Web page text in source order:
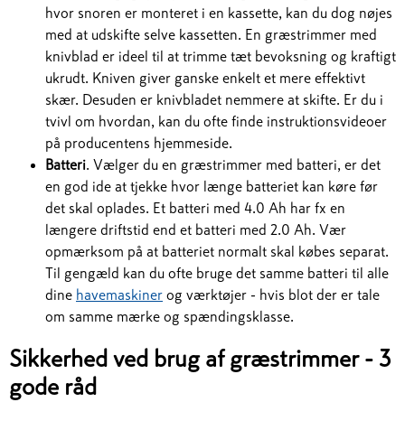
hvor snoren er monteret i en kassette, kan du dog nøjes
med at udskifte selve kassetten. En græstrimmer med
knivblad er ideel til at trimme tæt bevoksning og kraftigt
ukrudt. Kniven giver ganske enkelt et mere effektivt
skær. Desuden er knivbladet nemmere at skifte. Er du i
tvivl om hvordan, kan du ofte finde instruktionsvideoer
på producentens hjemmeside.
Batteri . Vælger du en græstrimmer med batteri, er det
en god ide at tjekke hvor længe batteriet kan køre før
det skal oplades. Et batteri med 4.0 Ah har fx en
længere driftstid end et batteri med 2.0 Ah. Vær
opmærksom på at batteriet normalt skal købes separat.
Til gengæld kan du ofte bruge det samme batteri til alle
dine havemaskiner og værktøjer - hvis blot der er tale
om samme mærke og spændingsklasse.
Sikkerhed ved brug af græstrimmer - 3
gode råd